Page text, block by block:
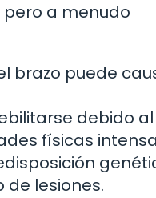
a menudo
brazo puede
debido al
físicas
lesiones.